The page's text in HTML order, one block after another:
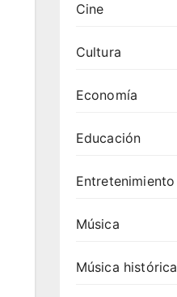
Cine
Cultura
Economía
Educación
Entretenimiento
Música
Música histórica